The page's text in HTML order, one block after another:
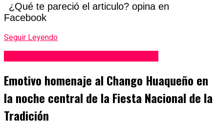
¿Qué te pareció el articulo? opina en
Facebook
Seguir Leyendo
Emotivo homenaje al Chango Huaqueño en
la noche central de la Fiesta Nacional de la
Tradición